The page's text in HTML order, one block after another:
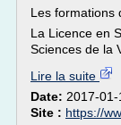
Les formations
La Licence en
Sciences de la
Lire la suite
Date: 2017-
Site : https://